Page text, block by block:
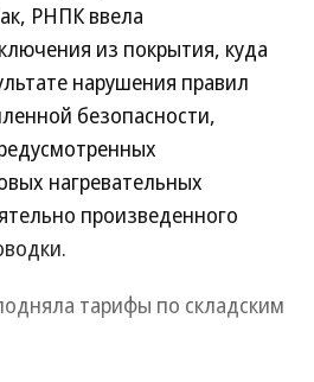
РНПК ввела
из покрытия, куда
нарушения правил
безопасности,
нагревательных
произведенного
тарифы по складским